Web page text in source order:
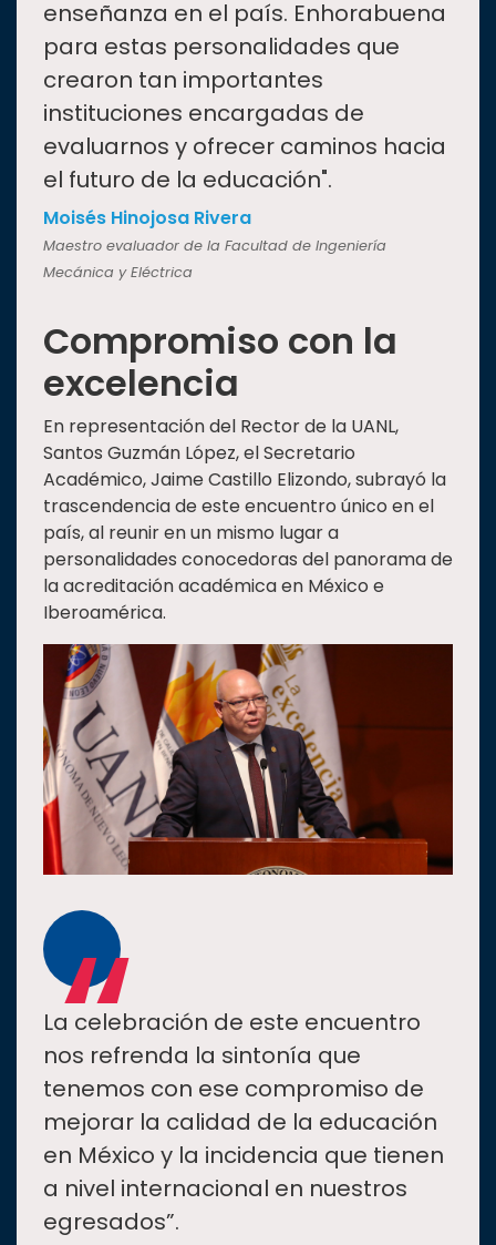
enseñanza en el país. Enhorabuena
para estas personalidades que
crearon tan importantes
instituciones encargadas de
evaluarnos y ofrecer caminos hacia
el futuro de la educación".
Moisés Hinojosa Rivera
Maestro evaluador de la Facultad de Ingeniería
Mecánica y Eléctrica
Compromiso con la
excelencia
En representación del Rector de la UANL,
Santos Guzmán López, el Secretario
Académico, Jaime Castillo Elizondo, subrayó la
trascendencia de este encuentro único en el
país, al reunir en un mismo lugar a
personalidades conocedoras del panorama de
la acreditación académica en México e
Iberoamérica.
“
La celebración de este encuentro
nos refrenda la sintonía que
tenemos con ese compromiso de
mejorar la calidad de la educación
en México y la incidencia que tienen
a nivel internacional en nuestros
egresados”.